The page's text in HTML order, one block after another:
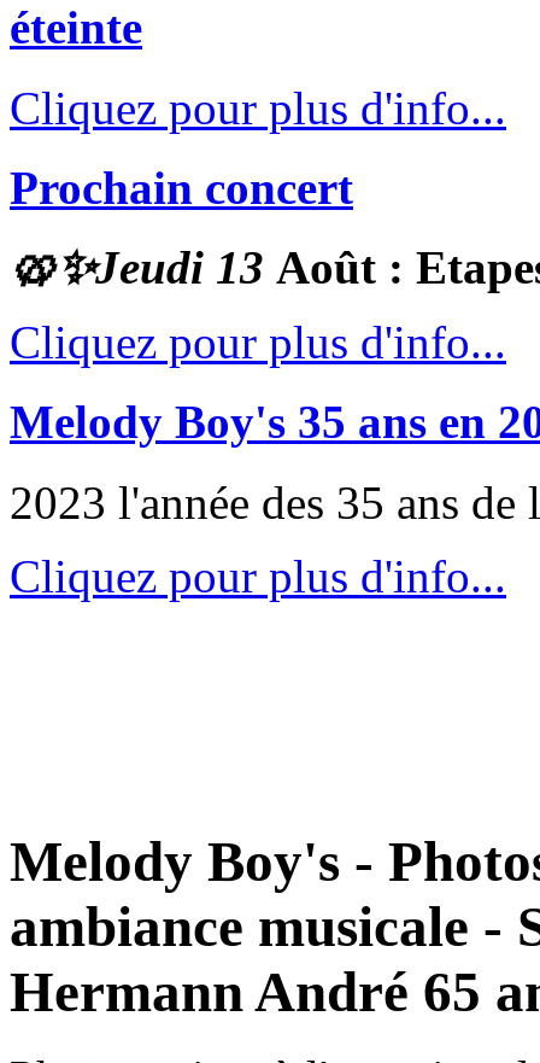
éteinte
Cliquez pour plus d'info...
Prochain concert
🥨✨Jeudi 13 Août :
Cliquez pour plus d'info...
Melody Boy's 35 ans en
2023 l'année des 35 ans
Cliquez pour plus d'info...
Melody Boy's -
ambiance musicale -
Hermann André 65